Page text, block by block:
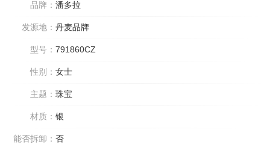
品牌： 潘多拉
发源地： 丹麦品牌
型号： 791860CZ
性别： 女士
主题： 珠宝
材质： 银
能否拆卸： 否